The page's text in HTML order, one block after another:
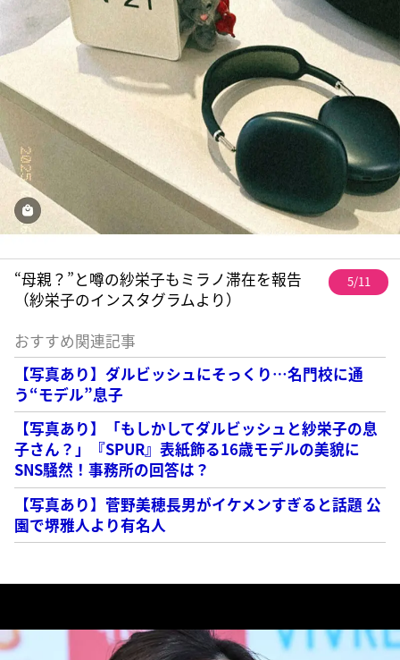
“母親？”と噂の紗栄子もミラノ滞在を報告
（紗栄子のインスタグラムより）
5/11
おすすめ関連記事
【写真あり】ダルビッシュにそっくり…名門校に通
う“モデル”息子
【写真あり】「もしかしてダルビッシュと紗栄子の息
子さん？」『SPUR』表紙飾る16歳モデルの美貌に
SNS騒然！事務所の回答は？
【写真あり】菅野美穂長男がイケメンすぎると話題 公
園で堺雅人より有名人